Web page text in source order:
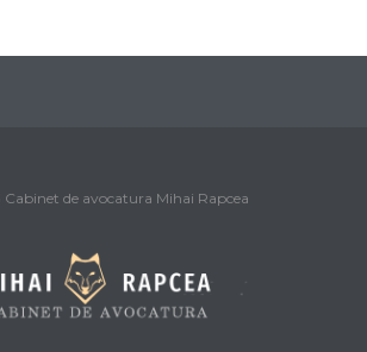
de avocatura Mihai Rapcea